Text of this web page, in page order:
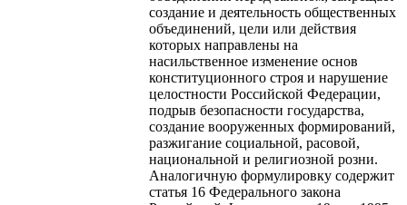
создание и деятельность общественных
объединений, цели или действия
которых направлены на
насильственное изменение основ
конституционного строя и нарушение
целостности Российской Федерации,
подрыв безопасности государства,
создание вооруженных формирований,
разжигание социальной, расовой,
национальной и религиозной розни.
Аналогичную формулировку содержит
статья 16 Федерального закона